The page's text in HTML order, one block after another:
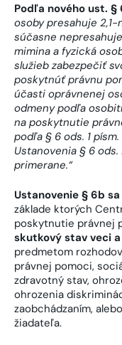
Podľa nového ust. §
osoby presahuje
súčasne
mimina a fyzická
služieb zabezpečiť
poskytnúť právnu
účasti oprávnenej
odmeny podľa
na poskytnutie
podľa § 6 ods. 1
Ustanovenia § 6
primerane.“
Ustanovenie § 6b
základe ktorých
poskytnutie právnej
skutkový stav veci
predmetom
právnej pomoci,
zdravotný stav,
ohrozenia
zaobchádzaním,
žiadateľa.